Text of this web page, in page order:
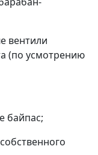
вентили
(по усмотрению
байпас;